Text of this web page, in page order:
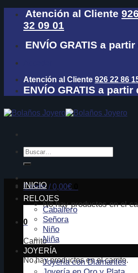
content
Atención al Cliente
32 09 01
ENVÍO GRATIS a
Atención al Cliente 926 22 86
ENVÍO GRATIS a partir
Buscar
por:
Carrito /0,00€
No hay productos en el
0
Carrito
No hay productos en el carrito.
INICIO
RELOJES
Caballero
Señora
Niño
Niña
JOYERÍA
Joyeria con Diamantes